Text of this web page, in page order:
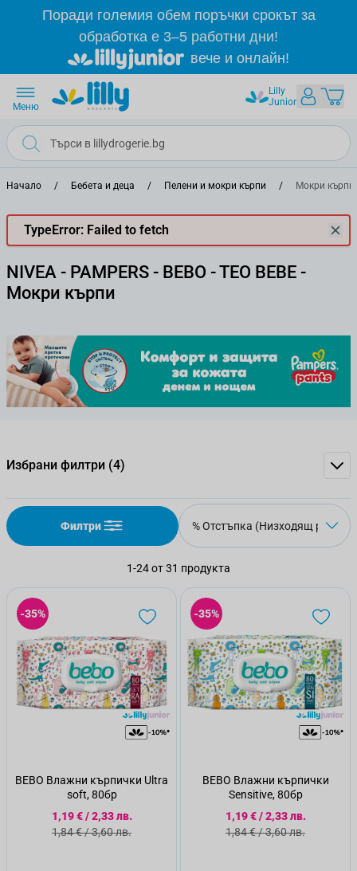
Прескачане към съдържанието
Поради големия обем поръчки срокът за
обработка е 3–5 работни дни!
вече и онлайн!
Lilly
Junior
Меню
Начало / Бебета и деца / Пелени и мокри кърпи / Мокри кърпи
TypeError: Failed to fetch
NIVEA - PAMPERS - BEBO - TEO BEBE -
Мокри кърпи
Избрани филтри (4)
Филтри
1-24от31 продукта
-35%
BEBO Влажни кърпички Ultra
soft, 80бр
Специална цена
1,19 €/2,33 лв.
Стандартна цена
1,84 €/3,60 лв.
-35%
BEBO Влажни кърпички
Sensitive, 80бр
Специална цена
1,19 €/2,33 лв.
Стандартна цена
1,84 €/3,60 лв.